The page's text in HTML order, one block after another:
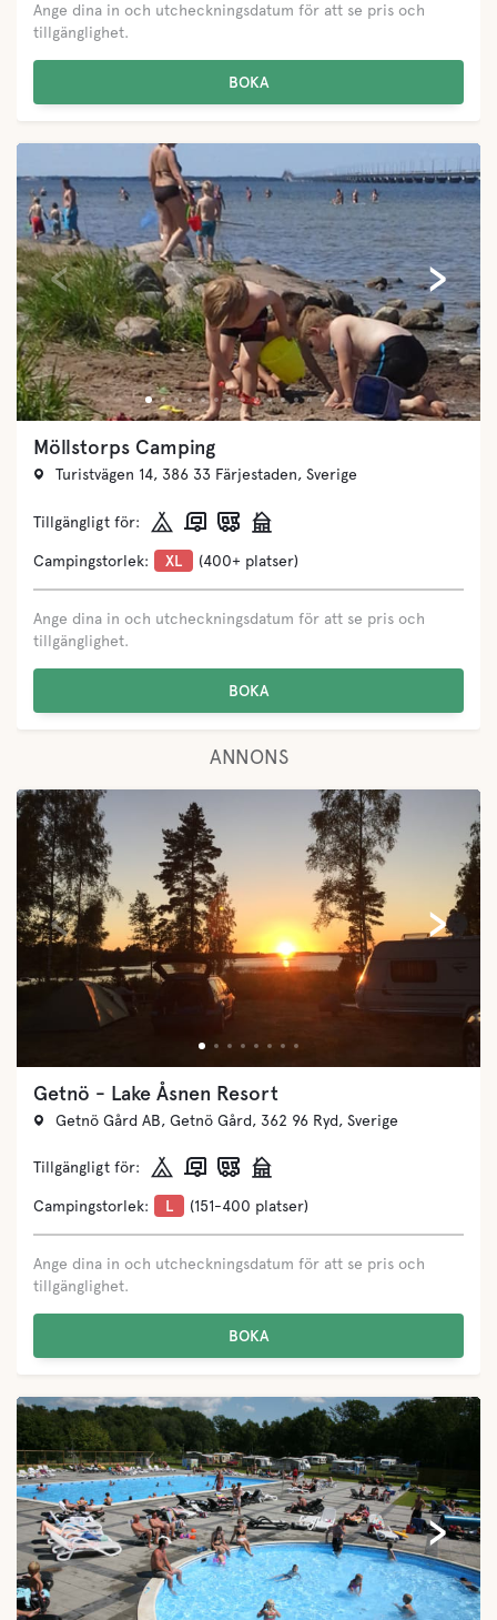
Ange dina in och utcheckningsdatum för att se pris och
tillgänglighet.
BOKA
›
‹
Möllstorps Camping
Turistvägen 14, 386 33 Färjestaden, Sverige
Tillgängligt för:
Campingstorlek: XL (400+ platser)
Ange dina in och utcheckningsdatum för att se pris och
tillgänglighet.
BOKA
ANNONS
›
‹
Getnö - Lake Åsnen Resort
Getnö Gård AB, Getnö Gård, 362 96 Ryd, Sverige
Tillgängligt för:
Campingstorlek: L (151-400 platser)
Ange dina in och utcheckningsdatum för att se pris och
tillgänglighet.
BOKA
›
‹